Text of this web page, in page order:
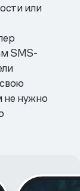
или
SMS-
не нужно